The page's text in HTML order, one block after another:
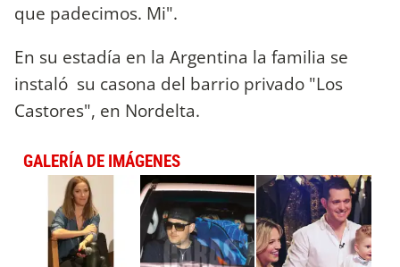
que padecimos. Mi".
En su estadía en la Argentina la familia se
instaló su casona del barrio privado "Los
Castores", en Nordelta.
GALERÍA DE IMÁGENES